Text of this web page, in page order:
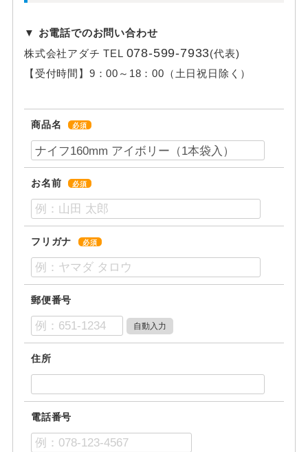
▼ お電話でのお問い合わせ
株式会社アダチTEL 078-599-7933(代表)
【受付時間】 9：00～18：00（土日祝日除く）
商品名 必須
お名前 必須
フリガナ 必須
郵便番号
住所
電話番号